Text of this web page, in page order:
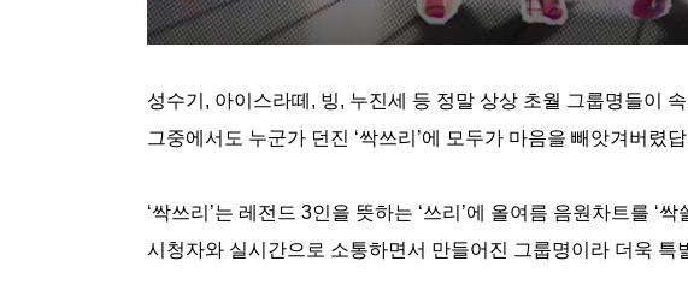
성수기 , 아이스라떼 , 빙, 누진세 등 정말 상상 초월 그룹명들이
그중에서도 누군가 던진 ‘싹쓰리 ’에 모두가 마음을 빼앗겨버렸
‘싹쓰리 ’는 레전드 3인을 뜻하는 ‘쓰리 ’에 올여름 음원차트를 ‘싹
시청자와 실시간으로 소통하면서 만들어진 그룹명이라 더욱 특